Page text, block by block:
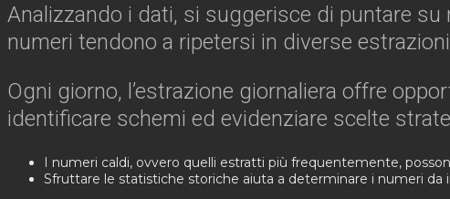
Analizzando i dati, si suggerisce di puntare
numeri tendono a ripetersi in diverse
Ogni giorno, l’estrazione giornaliera offre
identificare schemi ed evidenziare scelte
I numeri caldi, ovvero quelli estratti più frequentemente,
Sfruttare le statistiche storiche aiuta a determinare i numeri da